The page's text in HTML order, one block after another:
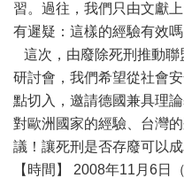
習。過往，我們只由文獻
有遲疑：這樣的經驗有效
這次，由廢除死刑推動聯
研討會，我們希望從社會
點切入，邀請德國兼具理
對歐洲國家的經驗、台灣
議！讓死刑是否存廢可以
【時間】 2008年11月6日